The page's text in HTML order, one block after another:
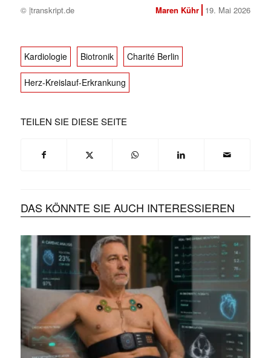
© |transkript.de Maren Kühr 19. Mai 2026
Kardiologie Biotronik Charité Berlin
Herz-Kreislauf-Erkrankung
TEILEN SIE DIESE SEITE
DAS KÖNNTE SIE AUCH INTERESSIEREN